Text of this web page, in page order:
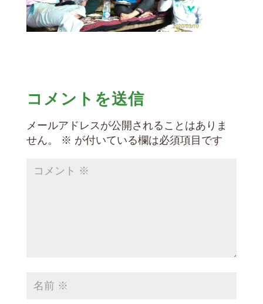
コメントを送信
メールアドレスが公開されることはありま
せん。
※ が付いている欄は必須項目です